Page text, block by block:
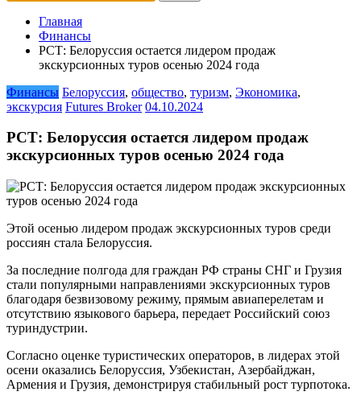
Главная
Финансы
РСТ: Белоруссия остается лидером продаж
экскурсионных туров осенью 2024 года
Финансы Белоруссия, общество, туризм, Экономика,
экскурсия Futures Broker 04.10.2024
РСТ: Белоруссия остается лидером продаж
экскурсионных туров осенью 2024 года
Этой осенью лидером продаж экскурсионных туров среди
россиян стала Белоруссия.
За последние полгода для граждан РФ страны СНГ и Грузия
стали популярными направлениями экскурсионных туров
благодаря безвизовому режиму, прямым авиаперелетам и
отсутствию языкового барьера, передает Российский союз
туриндустрии.
Согласно оценке туристических операторов, в лидерах этой
осени оказались Белоруссия, Узбекистан, Азербайджан,
Армения и Грузия, демонстрируя стабильный рост турпотока.